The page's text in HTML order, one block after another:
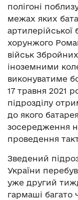
полігоні
межах яких
артилерійської
хорунжого
військ
іноземними
виконуватиме
17 травня 2021
підрозділу
до якого
зосередження
проведення
Зведений
України
уже другий
гармаші багато